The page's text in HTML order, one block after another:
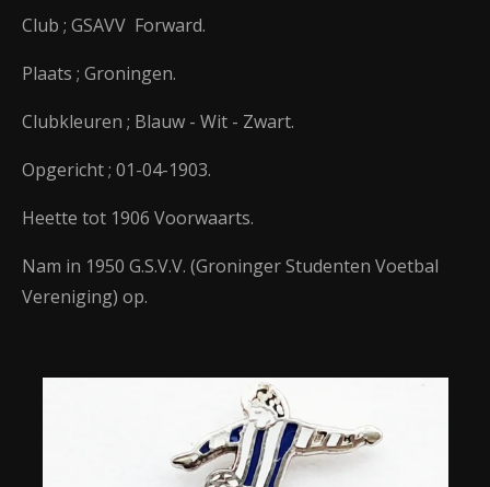
Club ; GSAVV Forward.
Plaats ; Groningen.
Clubkleuren ; Blauw - Wit - Zwart.
Opgericht ; 01-04-1903.
Heette tot 1906 Voorwaarts.
Nam in 1950 G.S.V.V. (Groninger Studenten Voetbal
Vereniging) op.